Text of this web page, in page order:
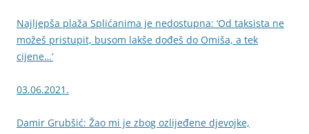
Najljepša plaža Splićanima je nedostupna: ‘Od taksista ne
možeš pristupit, busom lakše dođeš do Omiša, a tek
cijene…‘
03.06.2021.
Damir Grubšić: Žao mi je zbog ozlijeđene djevojke,